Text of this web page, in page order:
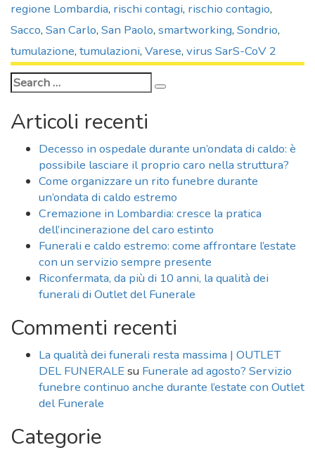
regione Lombardia, rischi contagi, rischio contagio,
Sacco, San Carlo, San Paolo, smartworking, Sondrio,
tumulazione, tumulazioni, Varese, virus SarS-CoV 2
Search
for:
Search
Articoli recenti
Decesso in ospedale durante un’ondata di caldo: è
possibile lasciare il proprio caro nella struttura?
Come organizzare un rito funebre durante
un’ondata di caldo estremo
Cremazione in Lombardia: cresce la pratica
dell’incinerazione del caro estinto
Funerali e caldo estremo: come affrontare l’estate
con un servizio sempre presente
Riconfermata, da più di 10 anni, la qualità dei
funerali di Outlet del Funerale
Commenti recenti
La qualità dei funerali resta massima | OUTLET
DEL FUNERALEsu Funerale ad agosto? Servizio
funebre continuo anche durante l’estate con Outlet
del Funerale
Categorie